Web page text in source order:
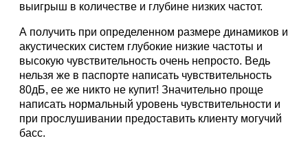
выигрыш в количестве и глубине низких частот.
А получить при определенном размере динамиков и
акустических систем глубокие низкие частоты и
высокую чувствительность очень непросто. Ведь
нельзя же в паспорте написать чувствительность
80дБ, ее же никто не купит! Значительно проще
написать нормальный уровень чувствительности и
при прослушивании предоставить клиенту могучий
басс.